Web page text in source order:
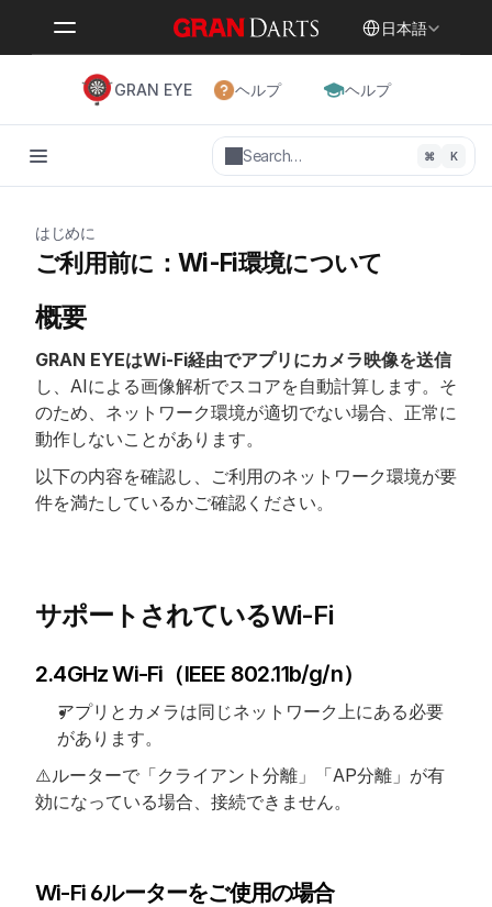
日本語
GRAN EYE ヘルプ ヘルプ
Search… ⌘ K
はじめに
ご利用前に：Wi-Fi環境について
概要
GRAN EYEはWi-Fi経由でアプリにカメラ映像を送信
し、AIによる画像解析でスコアを自動計算します。そ
のため、ネットワーク環境が適切でない場合、正常に
動作しないことがあります。
以下の内容を確認し、ご利用のネットワーク環境が要
件を満たしているかご確認ください。
サポートされているWi-Fi
2.4GHz Wi-Fi（IEEE 802.11b/g/n）
アプリとカメラは同じネットワーク上にある必要
があります。
⚠️ルーターで「クライアント分離」「AP分離」が有
効になっている場合、接続できません。
Wi-Fi 6ルーターをご使用の場合